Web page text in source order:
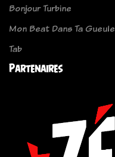
Bonjour Turbine
Mon Beat Dans Ta Gueule
Tab
Partenaires